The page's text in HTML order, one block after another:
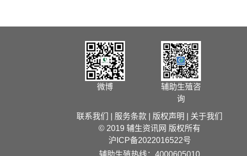
微博
辅助生殖咨
询
联系我们 服务条款 版权声明
关于我们
© 2019 辅生资讯网 版权所有
沪ICP备2022016522号
辅助生殖热线：4000605010